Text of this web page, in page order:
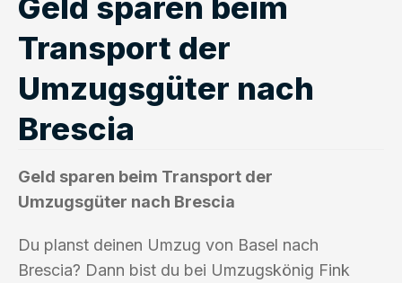
Transport der
Umzugsgüter nach
Brescia
Geld sparen beim Transport der
Umzugsgüter nach Brescia
Du planst deinen Umzug von Basel nach
Brescia? Dann bist du bei Umzugskönig Fink